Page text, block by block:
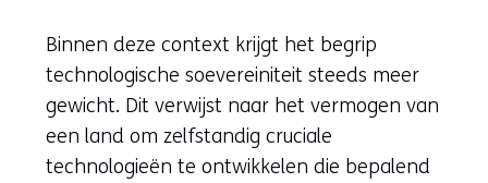
Binnen deze context krijgt het begrip
technologische soevereiniteit steeds meer
gewicht. Dit verwijst naar het vermogen van
een land om zelfstandig cruciale
technologieën te ontwikkelen die bepalend